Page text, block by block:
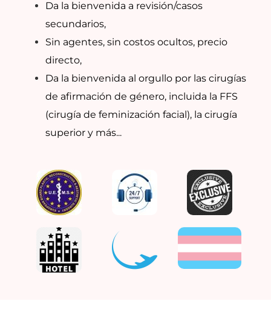
Da la bienvenida a revisión/casos
secundarios,
Sin agentes, sin costos ocultos, precio
directo,
Da la bienvenida al orgullo por las cirugías
de afirmación de género, incluida la FFS
(cirugía de feminización facial), la cirugía
superior y más...